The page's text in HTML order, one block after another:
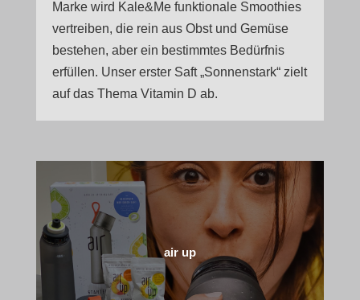
Marke wird Kale&Me funktionale Smoothies
vertreiben, die rein aus Obst und Gemüse
bestehen, aber ein bestimmtes Bedürfnis
erfüllen. Unser erster Saft „Sonnenstark“ zielt
auf das Thema Vitamin D ab.
air up